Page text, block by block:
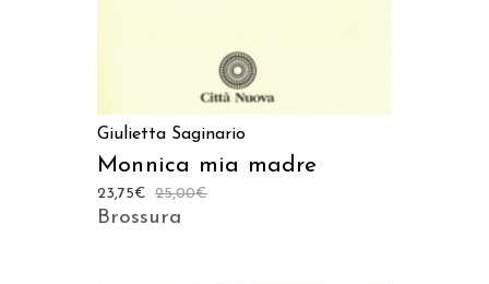
Giulietta Saginario
Monnica mia madre
25,00€
23,75€
Brossura